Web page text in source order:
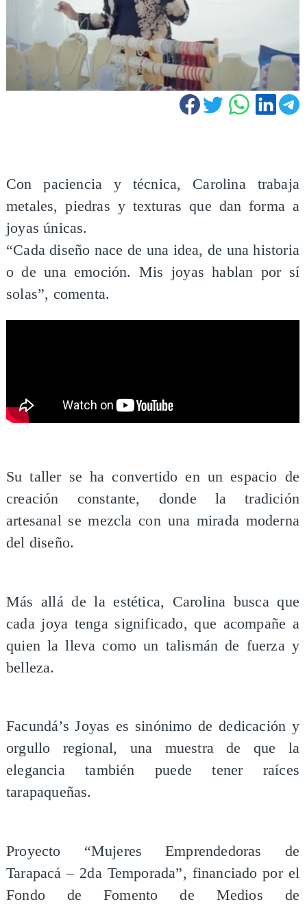
Con paciencia y técnica, Carolina trabaja
metales, piedras y texturas que dan forma a
joyas únicas.
“Cada diseño nace de una idea, de una historia
o de una emoción. Mis joyas hablan por sí
solas”, comenta.
Su taller se ha convertido en un espacio de
creación constante, donde la tradición
artesanal se mezcla con una mirada moderna
del diseño.
Más allá de la estética, Carolina busca que
cada joya tenga significado, que acompañe a
quien la lleva como un talismán de fuerza y
belleza.
Facundá’s Joyas es sinónimo de dedicación y
orgullo regional, una muestra de que la
elegancia también puede tener raíces
tarapaqueñas.
Proyecto “Mujeres Emprendedoras de
Tarapacá – 2da Temporada”, financiado por el
Fondo de Fomento de Medios de